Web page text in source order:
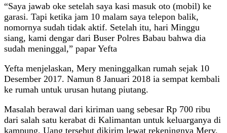
“Saya jawab oke setelah saya kasi masuk oto (mobil) ke
garasi. Tapi ketika jam 10 malam saya telepon balik,
nomornya sudah tidak aktif. Setelah itu, hari Minggu
siang, kami dengar dari Buser Polres Babau bahwa dia
sudah meninggal,” papar Yefta
Yefta menjelaskan, Mery meninggalkan rumah sejak 10
Desember 2017. Namun 8 Januari 2018 ia sempat kembali
ke rumah untuk urusan hutang piutang.
Masalah berawal dari kiriman uang sebesar Rp 700 ribu
dari salah satu kerabat di Kalimantan untuk keluarganya di
kampung. Uang tersebut dikirim lewat rekeningnya Mery.